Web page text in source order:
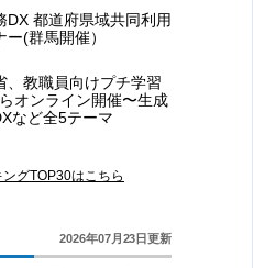
DX 都道府県域共同利用
(群馬開催）
、教職員向けプチ学習
オンライン開催〜生成
など全5テーマ
グTOP30はこちら
2026年07月23日更新